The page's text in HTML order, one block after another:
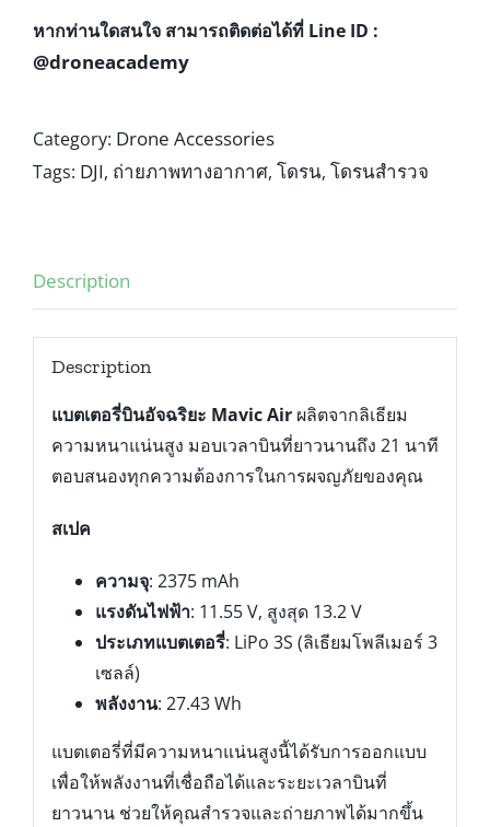
หากท่านใดสนใจ สามารถติดต่อได้ที่ Line ID :
@droneacademy
Category: Drone Accessories
Tags: DJI, ถ่ายภาพทางอากาศ, โดรน, โดรนสำรวจ
Description
Description
แบตเตอรี่บินอัจฉริยะ Mavic Airผลิตจากลิเธียม
ความหนาแน่นสูง มอบเวลาบินที่ยาวนานถึง 21 นาที
ตอบสนองทุกความต้องการในการผจญภัยของคุณ
สเปค
ความจุ: 2375 mAh
แรงดันไฟฟ้า: 11.55 V, สูงสุด 13.2 V
ประเภทแบตเตอรี่: LiPo 3S (ลิเธียมโพลีเมอร์ 3
เซลล์)
พลังงาน: 27.43 Wh
แบตเตอรี่ที่มีความหนาแน่นสูงนี้ได้รับการออกแบบ
เพื่อให้พลังงานที่เชื่อถือได้และระยะเวลาบินที่
ยาวนาน ช่วยให้คุณสำรวจและถ่ายภาพได้มากขึ้น